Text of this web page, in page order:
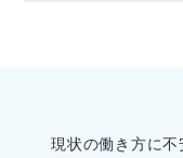
現状の働き方に不